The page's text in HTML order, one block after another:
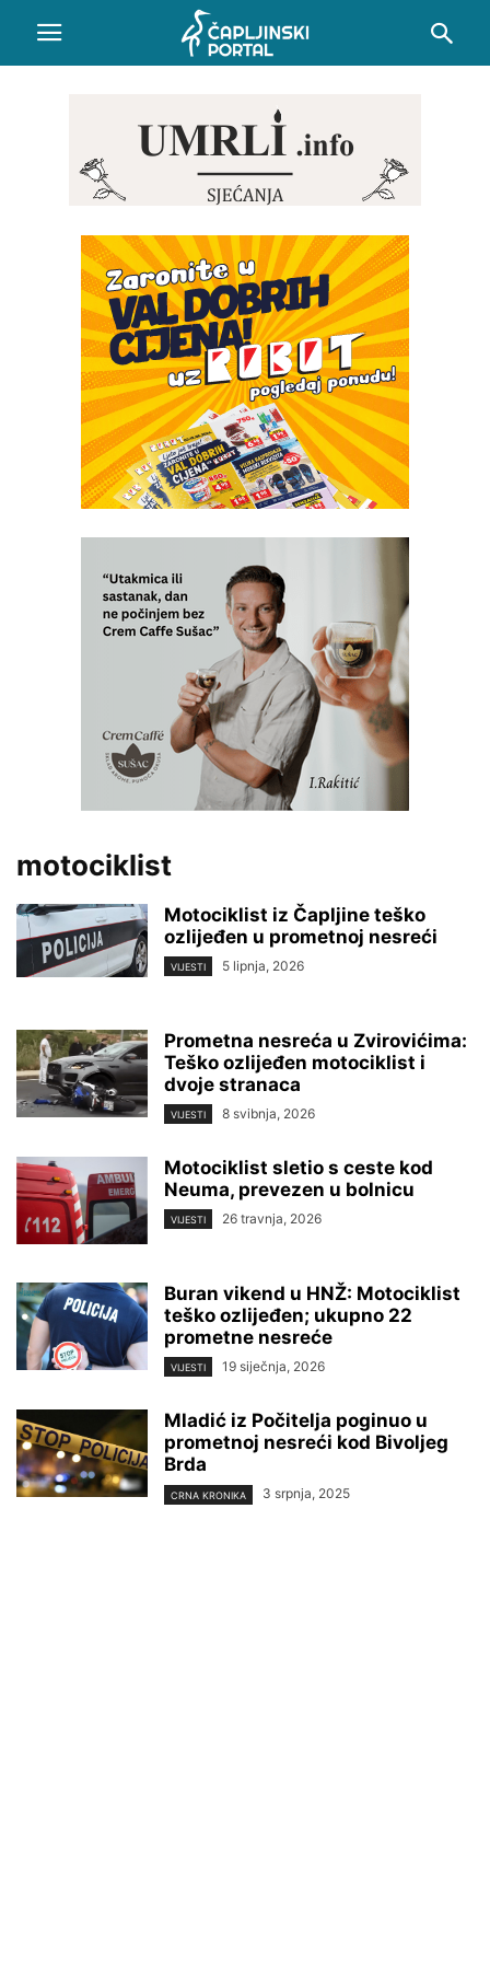
motociklist
Motociklist iz Čapljine teško
ozlijeđen u prometnoj nesreći
VIJESTI 5 lipnja, 2026
Prometna nesreća u Zvirovićima:
Teško ozlijeđen motociklist i
dvoje stranaca
VIJESTI 8 svibnja, 2026
Motociklist sletio s ceste kod
Neuma, prevezen u bolnicu
VIJESTI 26 travnja, 2026
Buran vikend u HNŽ: Motociklist
teško ozlijeđen; ukupno 22
prometne nesreće
VIJESTI 19 siječnja, 2026
Mladić iz Počitelja poginuo u
prometnoj nesreći kod Bivoljeg
Brda
CRNA KRONIKA 3 srpnja, 2025